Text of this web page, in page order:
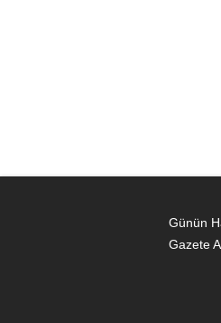
Günün
Gazete